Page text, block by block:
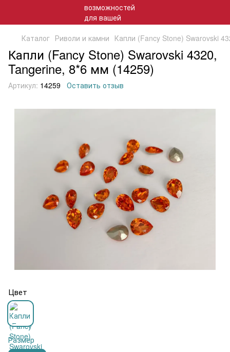
Каталог Риволи и камни Капли (Fancy Stone) Swarovski
Капли (Fancy Stone) Swarovski 4320,
Tangerine, 8*6 мм (14259)
Артикул: 14259 Оставить отзыв
Цвет
Размер